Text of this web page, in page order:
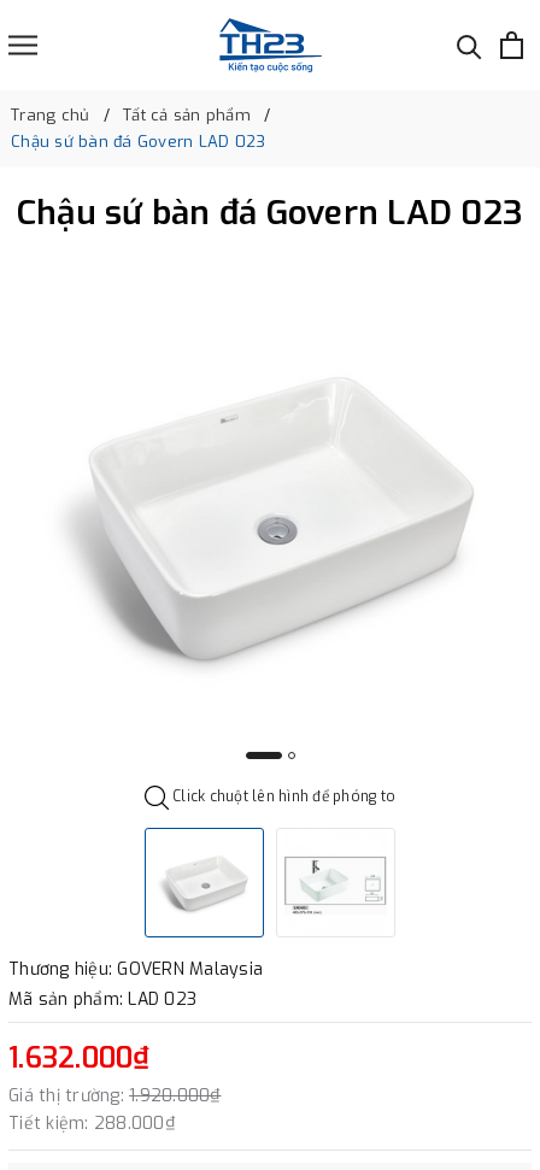
Trang chủ
Tất cả sản phẩm
Chậu sứ bàn đá Govern LAD 023
Chậu sứ bàn đá Govern LAD 023
Click chuột lên hình để phóng to
Thương hiệu: GOVERN Malaysia
Mã sản phẩm: LAD 023
1.632.000₫
Giá thị trường: 1.920.000₫
Tiết kiệm: 288.000₫